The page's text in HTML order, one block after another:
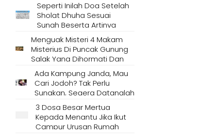
Seperti Inilah Doa Setelah
Sholat Dhuha Sesuai
Sunah Beserta Artinya
Menguak Misteri 4 Makam
Misterius Di Puncak Gunung
Salak Yang Dihormati Dan
Dianggap Tempat Suci Oleh
Masyarakat Setempat
Ada Kampung Janda, Mau
Cari Jodoh? Tak Perlu
Sungkan, Segera Datanglah
Ke Desa Ini
3 Dosa Besar Mertua
Kepada Menantu Jika Ikut
Campur Urusan Rumah